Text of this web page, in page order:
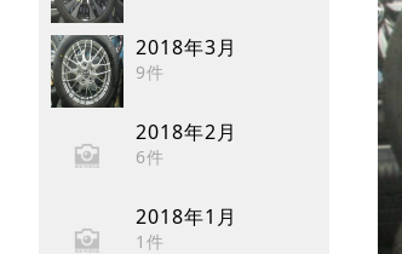
2018年3月
9件
2018年2月
6件
2018年1月
1件